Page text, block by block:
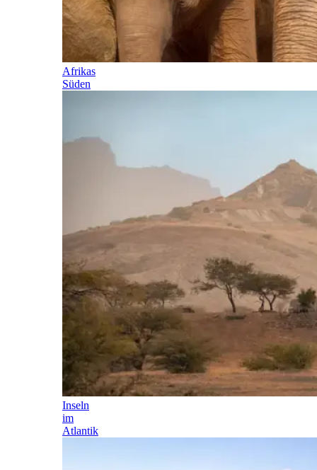
Afrikas
Süden
Inseln
im
Atlantik